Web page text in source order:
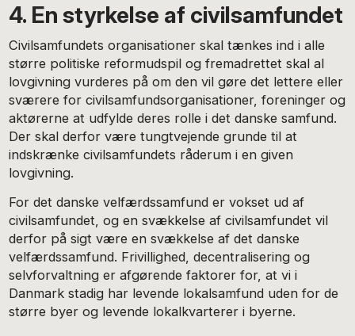
4. En styrkelse af civilsamfundet
Civilsamfundets organisationer skal tænkes ind i alle
større politiske reformudspil og fremadrettet skal al
lovgivning vurderes på om den vil gøre det lettere eller
sværere for civilsamfundsorganisationer, foreninger og
aktørerne at udfylde deres rolle i det danske samfund.
Der skal derfor være tungtvejende grunde til at
indskrænke civilsamfundets råderum i en given
lovgivning.
For det danske velfærdssamfund er vokset ud af
civilsamfundet, og en svækkelse af civilsamfundet vil
derfor på sigt være en svækkelse af det danske
velfærdssamfund. Frivillighed, decentralisering og
selvforvaltning er afgørende faktorer for, at vi i
Danmark stadig har levende lokalsamfund uden for de
større byer og levende lokalkvarterer i byerne.